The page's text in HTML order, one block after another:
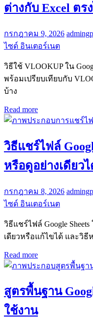
ต่างกับ Excel ตร
กรกฎาคม 9, 2026
ไซด์ อินเตอร์เนต
วิธีใช้ VLOOKUP ใน
พร้อมเปรียบเทียบกับ
บ้าง
Read more
วิธีแชร์ไฟล์
หรือดูอย่างเดียว
กรกฎาคม 8, 2026
ไซด์ อินเตอร์เนต
วิธีแชร์ไฟล์ Google
เดียวหรือแก้ไขได้ และวิธี
Read more
สูตรพื้นฐาน
ใช้งาน